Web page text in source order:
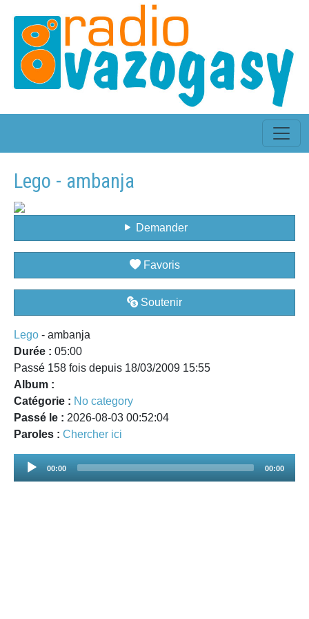
Lego - ambanja
Demander
Favoris
Soutenir
Lego - ambanja
Durée : 05:00
Passé 158 fois depuis 18/03/2009 15:55
Album :
Catégorie : No category
Passé le : 2026-08-03 00:52:04
Paroles : Chercher ici
Audio
00:00 00:00